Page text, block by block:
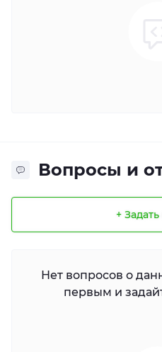
Вопросы и
+
Нет вопросов о
первым и